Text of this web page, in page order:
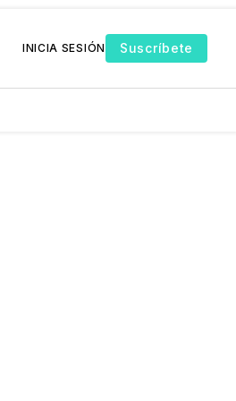
INICIA SESIÓN Suscríbete